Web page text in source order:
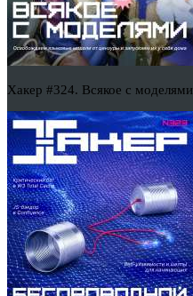
Хакер #324. Всякое с моделями